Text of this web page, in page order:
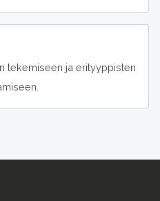
tekemiseen ja erityyppisten